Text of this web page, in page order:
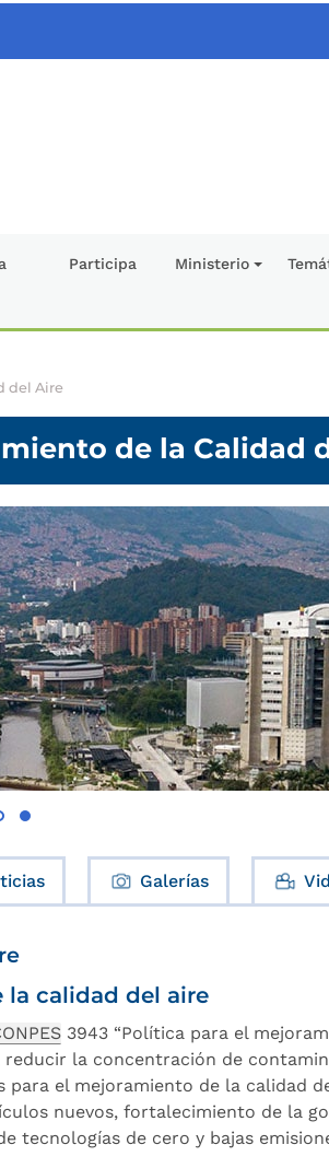
Participa Ministerio
del Aire
de la Calidad
Galerías
calidad del aire
3943 “Política para el
la concentración de
para el mejoramiento de la calidad
nuevos, fortalecimiento de la
tecnologías de cero y bajas